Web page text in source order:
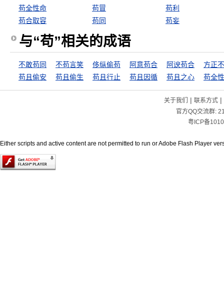
苟全性命
苟冒
苟利
苟合取容
苟同 苟妄
与“苟”相关的成语
不敢苟同 不苟言笑 侈纵偷苟 阿意苟合 阿谀苟合
方正
苟且偷安
苟且偷生 苟且行止 苟且因循 苟且之心 苟全
关于我们 | 联系方式|
官方QQ交流群:
粤ICP备
Either scripts and active content are not permitted to run or Adobe Flash Player